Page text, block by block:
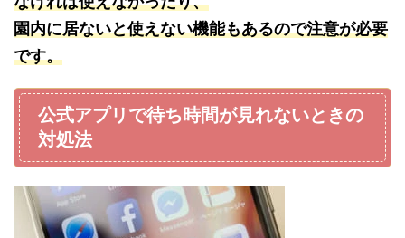
園内に居ないと使えない機能もあるので注意が必要
です。
公式アプリで待ち時間が見れないときの
対処法